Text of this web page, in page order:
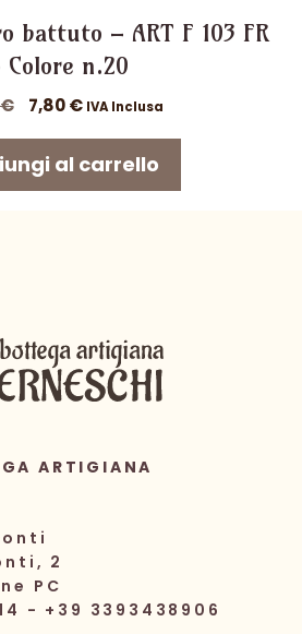
battuto – ART F 103 FR
Colore n.20
€
Il
originale
era:
7,80€Il
attuale
IVA Inclusa
al carrello
ARTIGIANA
2
PC
- +39 3393438906